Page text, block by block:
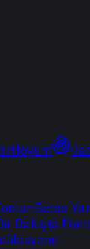
Borsa
Bakışta